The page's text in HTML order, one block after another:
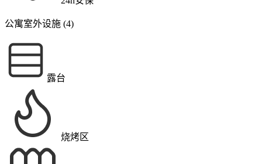
公寓室外设施 (4)
露台
烧烤区